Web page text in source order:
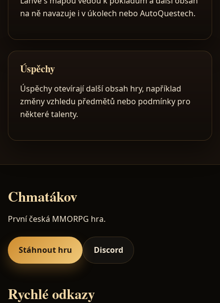
na ně navazuje i v úkolech nebo AutoQuestech.
Úspěchy
Úspěchy otevírají další obsah hry, například
změny vzhledu předmětů nebo podmínky pro
některé talenty.
Chmatákov
První česká MMORPG hra.
Stáhnout hru Discord
Rychlé odkazy